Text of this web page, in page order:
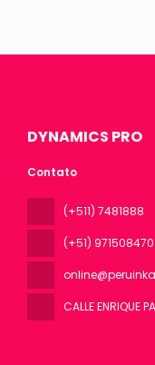
DYNAMICS PRO
Contato
(+511) 7481888
(+51) 971508470
CALLE ENRIQUE